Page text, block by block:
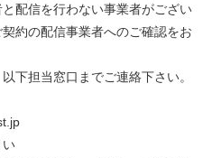
配信を行わない事業者がござい
約の配信事業者へのご確認をお
下担当窓口までご連絡下さい。
い